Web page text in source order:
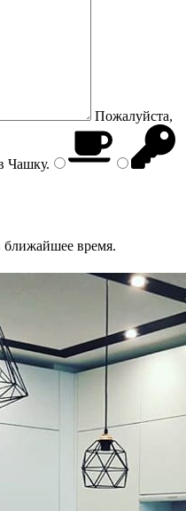
Пожалуйста,
Чашку.
время.